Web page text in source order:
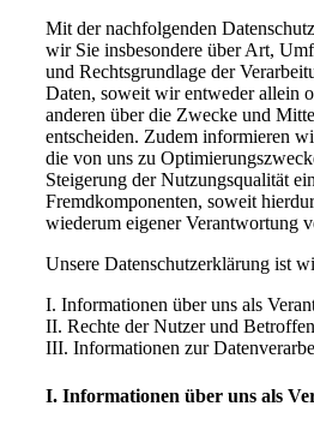
Mit der nachfolgenden
wir Sie insbesondere über Art,
und Rechtsgrundlage der
Daten, soweit wir entweder allein
anderen über die Zwecke und
entscheiden. Zudem informieren
die von uns zu
Steigerung der Nutzungsqualität
Fremdkomponenten, soweit
wiederum eigener Verantwortung
Unsere Datenschutzerklärung ist
I. Informationen über uns als
II. Rechte der Nutzer und
III. Informationen zur
I. Informationen über uns als